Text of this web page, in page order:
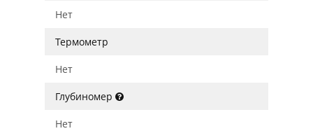
Нет
Термометр
Нет
Глубиномер
Нет